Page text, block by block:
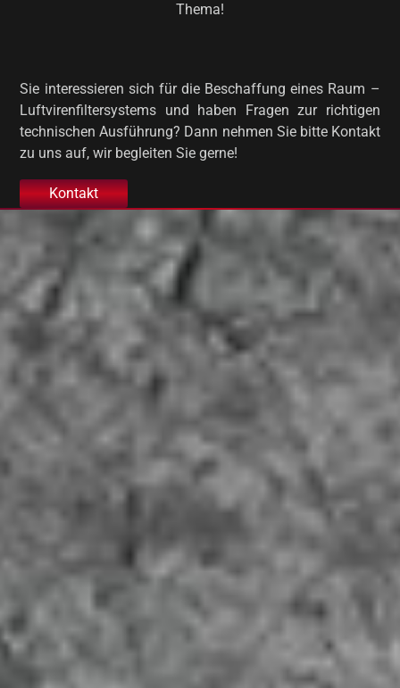
Thema!
Sie interessieren sich für die Beschaffung eines Raum –
Luftvirenfiltersystems und haben Fragen zur richtigen
technischen Ausführung? Dann nehmen Sie bitte Kontakt
zu uns auf, wir begleiten Sie gerne!
Kontakt